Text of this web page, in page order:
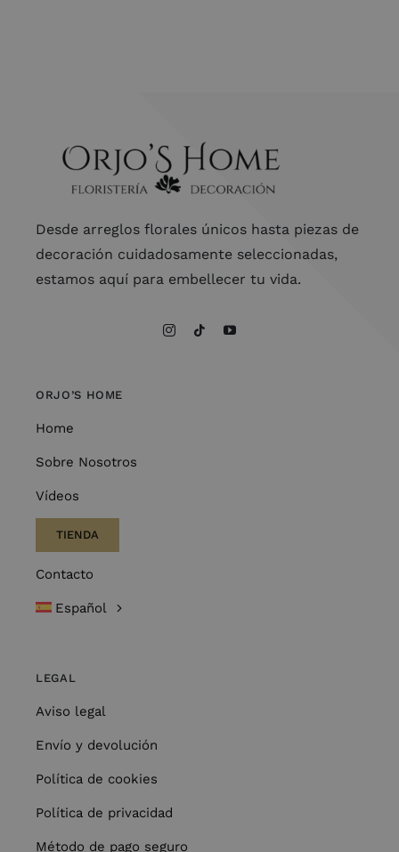
Desde arreglos florales únicos hasta piezas de
decoración cuidadosamente seleccionadas,
estamos aquí para embellecer tu vida.
ORJO’S HOME
Home
Sobre Nosotros
Vídeos
TIENDA
Contacto
Español
LEGAL
Aviso legal
Envío y devolución
Política de cookies
Política de privacidad
Método de pago seguro